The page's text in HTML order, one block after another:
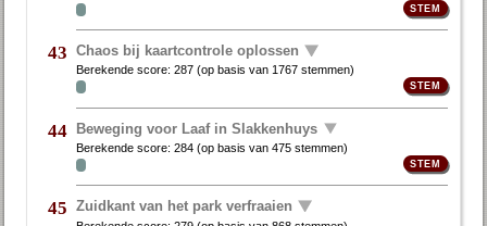
43 Chaos bij kaartcontrole oplossen
Berekende score:287 (op basis van 1767 stemmen)
44 Beweging voor Laaf in Slakkenhuys
Berekende score:284 (op basis van475 stemmen)
45 Zuidkant van het park verfraaien